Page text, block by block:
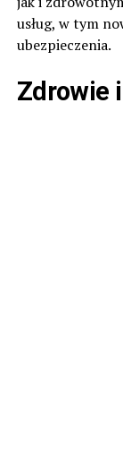
usług, w tym
ubezpieczenia.
Zdrowie